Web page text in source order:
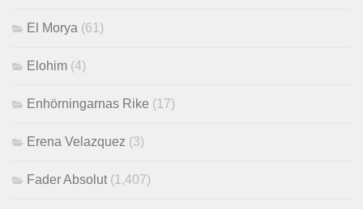
El Morya (61)
Elohim (4)
Enhörningarnas Rike (17)
Erena Velazquez (3)
Fader Absolut (1,407)